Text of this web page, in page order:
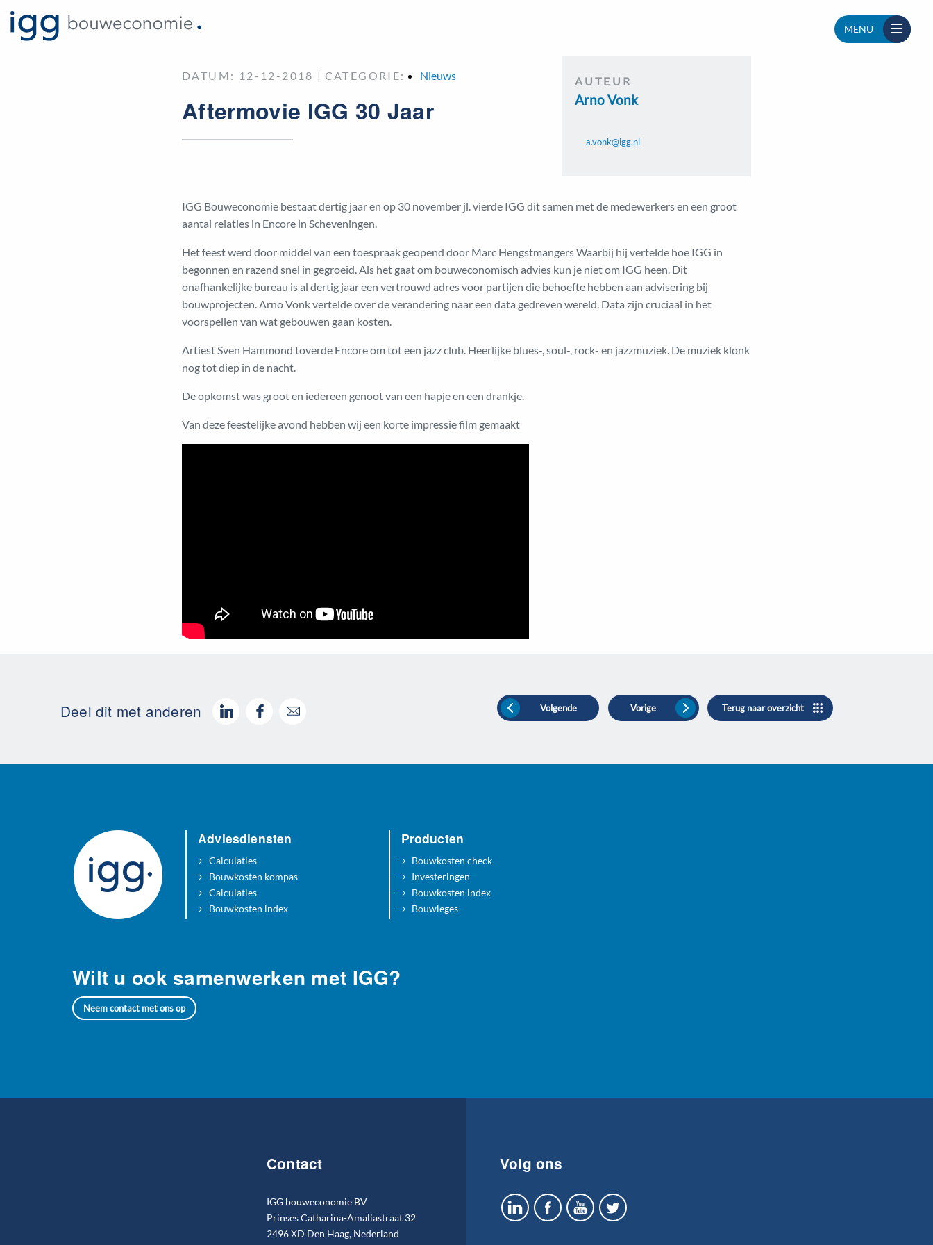
MENU
DATUM: 12-12-2018 | CATEGORIE: Nieuws
Aftermovie IGG 30 Jaar
AUTEUR
Arno Vonk
a.vonk@igg.nl
IGG Bouweconomie bestaat dertig jaar en op 30 november jl. vierde IGG dit samen met de medewerkers en een groot
aantal relaties in Encore in Scheveningen.
Het feest werd door middel van een toespraak geopend door Marc Hengstmangers Waarbij hij vertelde hoe IGG in
begonnen en razend snel in gegroeid. Als het gaat om bouweconomisch advies kun je niet om IGG heen. Dit
onafhankelijke bureau is al dertig jaar een vertrouwd adres voor partijen die behoefte hebben aan advisering bij
bouwprojecten. Arno Vonk vertelde over de verandering naar een data gedreven wereld. Data zijn cruciaal in het
voorspellen van wat gebouwen gaan kosten.
Artiest Sven Hammond toverde Encore om tot een jazz club. Heerlijke blues-, soul-, rock- en jazzmuziek. De muziek klonk
nog tot diep in de nacht.
De opkomst was groot en iedereen genoot van een hapje en een drankje.
Van deze feestelijke avond hebben wij een korte impressie film gemaakt
Deel dit met anderen Volgende Vorige Terug naar overzicht
Adviesdiensten
Calculaties
Bouwkosten kompas
Calculaties
Bouwkosten index
Producten
Bouwkosten check
Investeringen
Bouwkosten index
Bouwleges
Wilt u ook samenwerken met IGG?
Neem contact met ons op
Contact
IGG bouweconomie BV
Prinses Catharina-Amaliastraat 32
2496 XD Den Haag, Nederland
Volg ons